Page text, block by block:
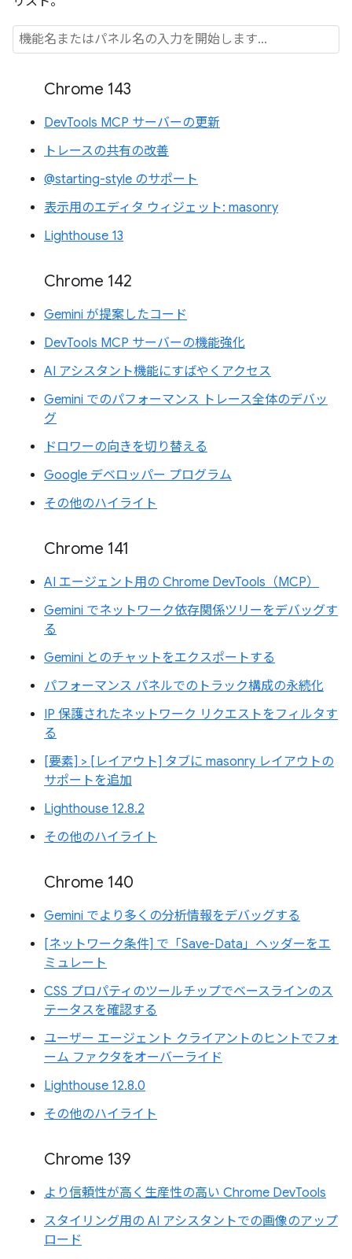
Chrome 143
DevTools MCP サーバーの更新
トレースの共有の改善
@starting-style のサポート
表示用のエディタ ウィジェット: masonry
Lighthouse 13
Chrome 142
Gemini が提案したコード
DevTools MCP サーバーの機能強化
AI アシスタント機能にすばやくアクセス
Gemini でのパフォーマンス トレース全体のデバッ
グ
ドロワーの向きを切り替える
Google デベロッパー プログラム
その他のハイライト
Chrome 141
AI エージェント用の Chrome DevTools（MCP）
Gemini でネットワーク依存関係ツリーをデバッグす
る
Gemini とのチャットをエクスポートする
パフォーマンス パネルでのトラック構成の永続化
IP 保護されたネットワーク リクエストをフィルタす
る
[要素] > [レイアウト] タブに masonry レイアウトの
サポートを追加
Lighthouse 12.8.2
その他のハイライト
Chrome 140
Gemini でより多くの分析情報をデバッグする
[ネットワーク条件] で「Save-Data」ヘッダーをエ
ミュレート
CSS プロパティのツールチップでベースラインのス
テータスを確認する
ユーザー エージェント クライアントのヒントでフォ
ーム ファクタをオーバーライド
Lighthouse 12.8.0
その他のハイライト
Chrome 139
より信頼性が高く生産性の高い Chrome DevTools
スタイリング用の AI アシスタントでの画像のアップ
ロード